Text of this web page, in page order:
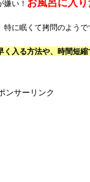
い！ お風呂に入り
に眠くて拷問のようで
く入る方法や、時間短
ンサーリンク